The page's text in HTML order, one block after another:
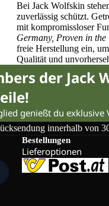
Bei Jack Wolfskin
zuverlässig schützt.
mit kompromissloser
Germany, Proven in the
freie Herstellung ein,
Qualität und
der Jack
genießt du exklusive
innerhalb von
Bestellungen
Lieferoptionen